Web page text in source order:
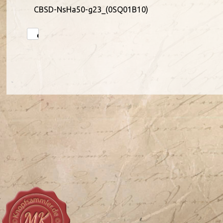
CBSD-NsHa50-g23_(0SQ01B10)